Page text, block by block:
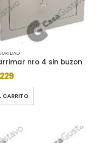
nro 4 sin buzon
CARRITO